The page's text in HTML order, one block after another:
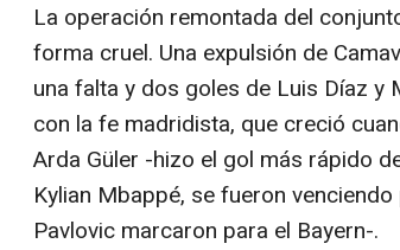
La operación remontada del
forma cruel. Una expulsión de
una falta y dos goles de Luis Díaz y
con la fe madridista, que creció
Arda Güler -hizo el gol más rápido
Kylian Mbappé, se fueron
Pavlovic marcaron para el Bayern-.